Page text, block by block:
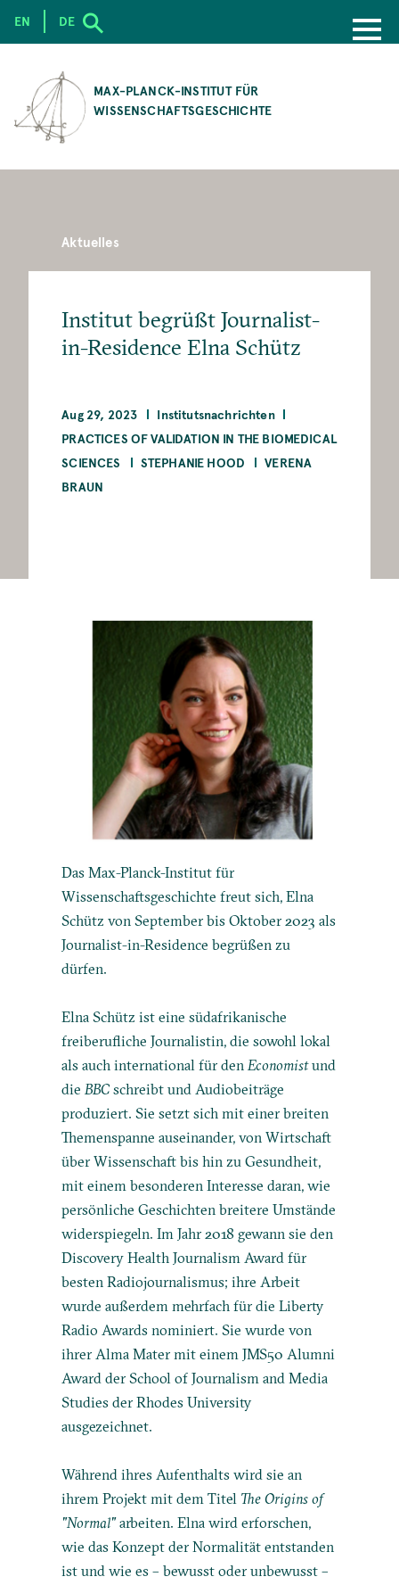
CONTENT
MAX-PLANCK-INSTITUT FÜR
WISSENSCHAFTSGESCHICHTE
EN DE
Aktuelles
Institut begrüßt Journalist-
in-Residence Elna Schütz
Aug 29, 2023
Institutsnachrichten
PRACTICES OF VALIDATION IN THE BIOMEDICAL
SCIENCES
STEPHANIE HOOD
VERENA
BRAUN
Das Max-Planck-Institut für
Wissenschaftsgeschichte freut sich, Elna
Schütz von September bis Oktober 2023 als
Journalist-in-Residence begrüßen zu
dürfen.
Elna Schütz ist eine südafrikanische
freiberufliche Journalistin, die sowohl lokal
als auch international für denEconomistund
dieBBC schreibt und Audiobeiträge
produziert. Sie setzt sich mit einer breiten
Themenspanne auseinander, von Wirtschaft
über Wissenschaft bis hin zu Gesundheit,
mit einem besonderen Interesse daran, wie
persönliche Geschichten breitere Umstände
widerspiegeln. Im Jahr 2018 gewann sie den
Discovery Health Journalism Award für
besten Radiojournalismus; ihre Arbeit
wurde außerdem mehrfach für die Liberty
Radio Awards nominiert. Sie wurde von
ihrer Alma Mater mit einem JMS50 Alumni
Award der School of Journalism and Media
Studies der Rhodes University
ausgezeichnet.
Während ihres Aufenthalts wird sie an
ihrem Projekt mit dem Titel The Origins of
"Normal"arbeiten. Elna wird erforschen,
wie das Konzept der Normalität entstanden
ist und wie es – bewusst oder unbewusst –